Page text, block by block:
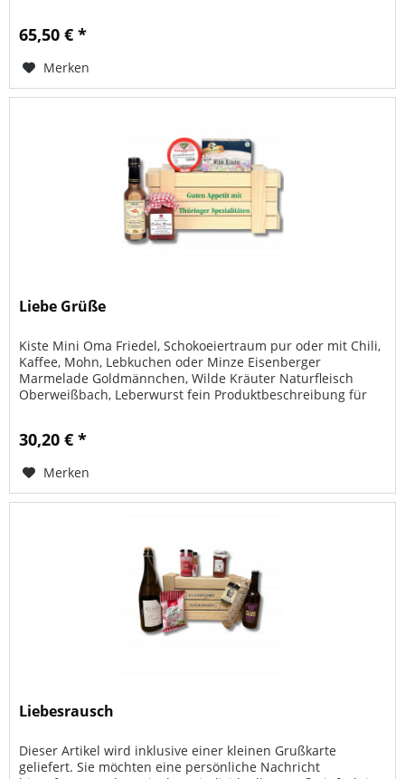
65,50 € *
Merken
Liebe Grüße
Kiste Mini Oma Friedel, Schokoeiertraum pur oder mit Chili,
Kaffee, Mohn, Lebkuchen oder Minze Eisenberger
Marmelade Goldmännchen, Wilde Kräuter Naturfleisch
Oberweißbach, Leberwurst fein Produktbeschreibung für
30,20 € *
Merken
Liebesrausch
Dieser Artikel wird inklusive einer kleinen Grußkarte
geliefert. Sie möchten eine persönliche Nachricht